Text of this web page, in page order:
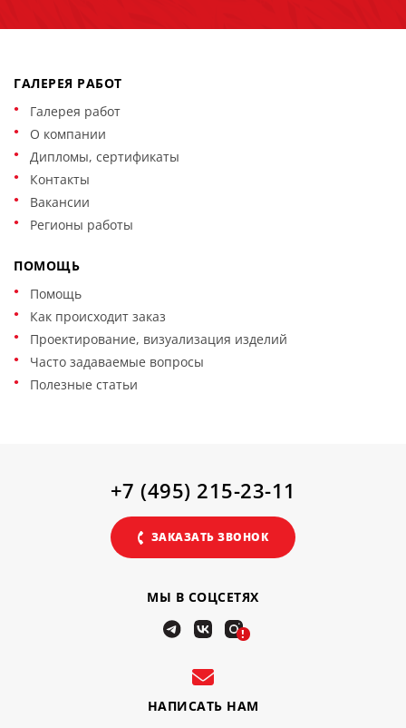
ГАЛЕРЕЯ РАБОТ
Галерея работ
О компании
Дипломы, сертификаты
Контакты
Вакансии
Регионы работы
ПОМОЩЬ
Помощь
Как происходит заказ
Проектирование, визуализация изделий
Часто задаваемые вопросы
Полезные статьи
НАПИСАТЬ НАМ
МЫ В СОЦСЕТЯХ
!
+7 (495) 215-23-11
ЗАКАЗАТЬ ЗВОНОК